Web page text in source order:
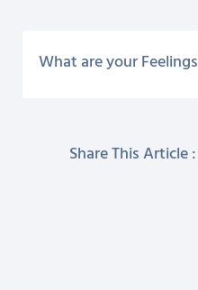
What are your Feelings
Share This Article :